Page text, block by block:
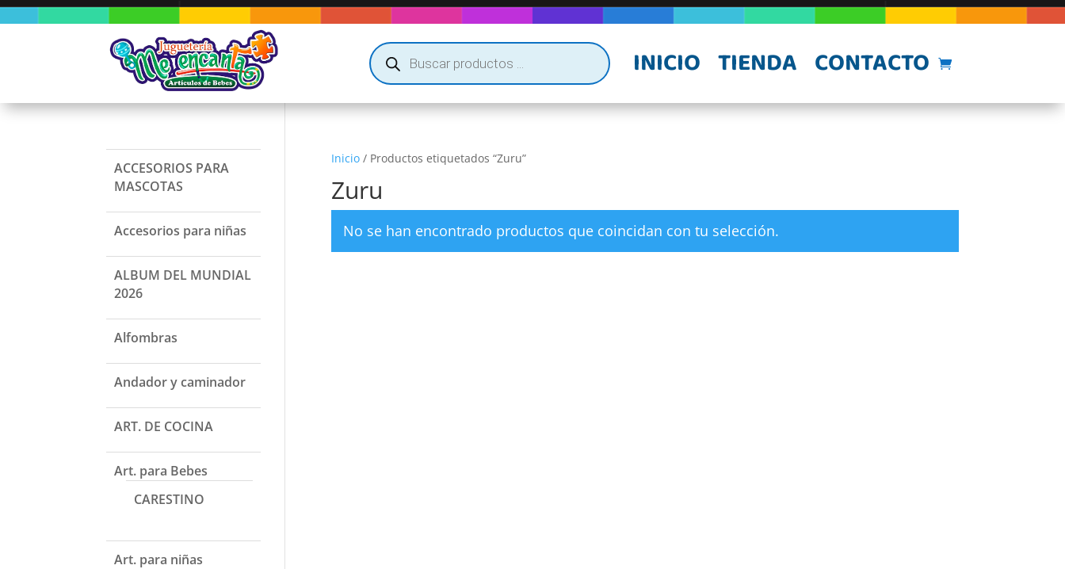
Búsqueda
de
productos INICIO TIENDA CONTACTO
Inicio/ Productos etiquetados “Zuru”
Zuru
No se han encontrado productos que coincidan con tu selección.
ACCESORIOS PARA
MASCOTAS
Accesorios para niñas
ALBUM DEL MUNDIAL
2026
Alfombras
Andador y caminador
ART. DE COCINA
Art. para Bebes
CARESTINO
Art. para niñas